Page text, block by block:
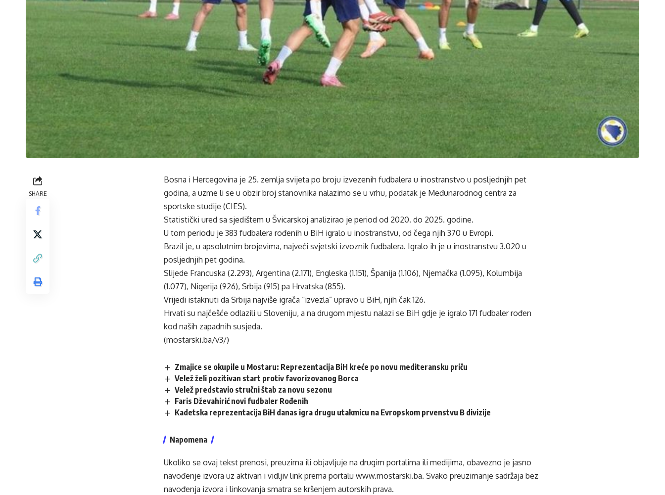
SHARE
Bosna i Hercegovina je 25. zemlja svijeta po broju izvezenih fudbalera u inostranstvo u posljednjih pet
godina, a uzme li se u obzir broj stanovnika nalazimo se u vrhu, podatak je Međunarodnog centra za
sportske studije (CIES).
Statistički ured sa sjedištem u Švicarskoj analizirao je period od 2020. do 2025. godine.
U tom periodu je 383 fudbalera rođenih u BiH igralo u inostranstvu, od čega njih 370 u Evropi.
Brazil je, u apsolutnim brojevima, najveći svjetski izvoznik fudbalera. Igralo ih je u inostranstvu 3.020 u
posljednjih pet godina.
Slijede Francuska (2.293), Argentina (2.171), Engleska (1.151), Španija (1.106), Njemačka (1.095), Kolumbija
(1.077), Nigerija (926), Srbija (915) pa Hrvatska (855).
Vrijedi istaknuti da Srbija najviše igrača “izvezla” upravo u BiH, njih čak 126.
Hrvati su najčešće odlazili u Sloveniju, a na drugom mjestu nalazi se BiH gdje je igralo 171 fudbaler rođen
kod naših zapadnih susjeda.
(mostarski.ba/v3/)
Zmajice se okupile u Mostaru: Reprezentacija BiH kreće po novu mediteransku priču
Velež želi pozitivan start protiv favorizovanog Borca
Velež predstavio stručni štab za novu sezonu
Faris Dževahirić novi fudbaler Rođenih
Kadetska reprezentacija BiH danas igra drugu utakmicu na Evropskom prvenstvu B divizije
Napomena
Ukoliko se ovaj tekst prenosi, preuzima ili objavljuje na drugim portalima ili medijima, obavezno je jasno
navođenje izvora uz aktivan i vidljiv link prema portalu www.mostarski.ba. Svako preuzimanje sadržaja bez
navođenja izvora i linkovanja smatra se kršenjem autorskih prava.